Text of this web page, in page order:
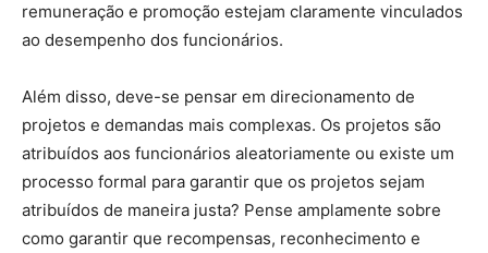
remuneração e promoção estejam claramente vinculados
ao desempenho dos funcionários.
Além disso, deve-se pensar em direcionamento de
projetos e demandas mais complexas. Os projetos são
atribuídos aos funcionários aleatoriamente ou existe um
processo formal para garantir que os projetos sejam
atribuídos de maneira justa? Pense amplamente sobre
como garantir que recompensas, reconhecimento e